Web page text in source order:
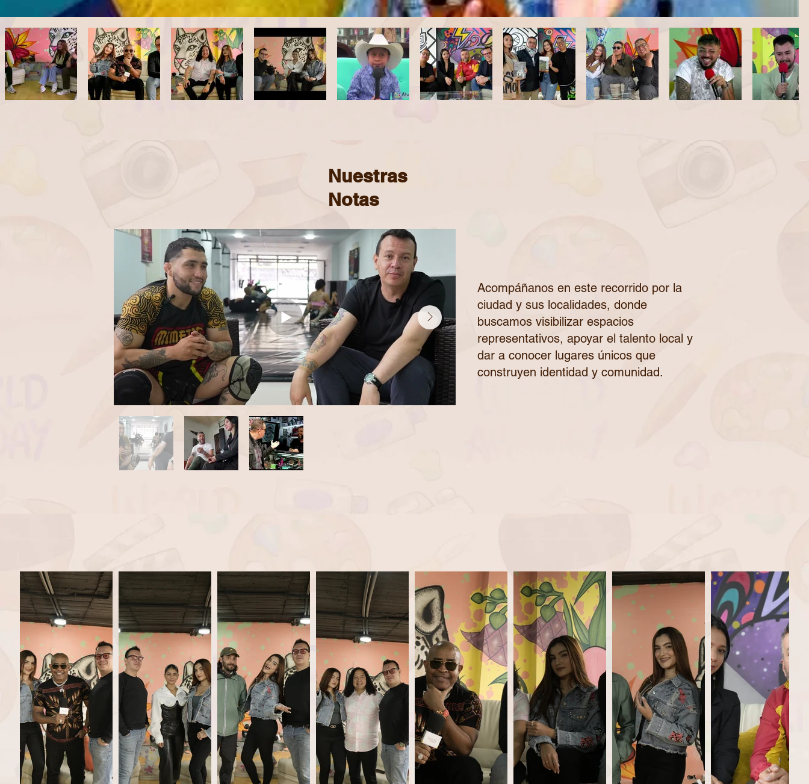
Nuestras
Notas
Acompáñanos en este recorrido por la
ciudad y sus localidades, donde
buscamos visibilizar espacios
representativos, apoyar el talento local y
dar a conocer lugares únicos que
construyen identidad y comunidad.